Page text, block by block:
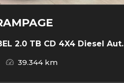
2.0 TB CD 4X4 Diesel Aut.
39.344 km